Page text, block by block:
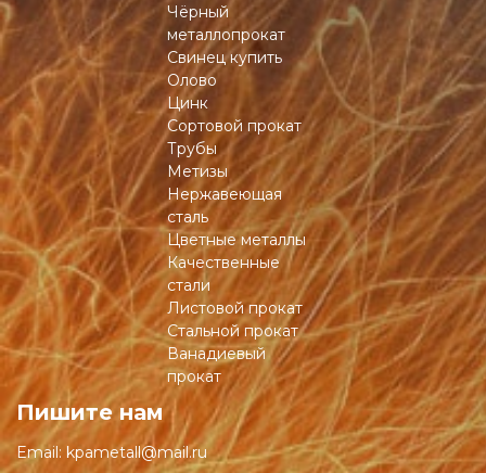
Чёрный
металлопрокат
Свинец купить
Олово
Цинк
Сортовой прокат
Трубы
Метизы
Нержавеющая
сталь
Цветные металлы
Качественные
стали
Листовой прокат
Стальной прокат
Ванадиевый
прокат
Пишите нам
Email: kpametall@mail.ru